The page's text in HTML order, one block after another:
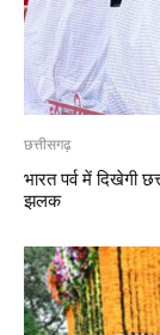
छत्तीसगढ़
भारत पर्व में दिखेगी
झलक